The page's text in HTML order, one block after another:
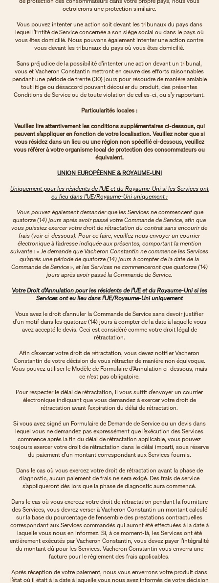
octroierons une protection similaire.
Vous pouvez intenter une action soit devant les tribunaux du pays dans
lequel l’Entité de Service concernée a son siège social ou dans le pays où
vous êtes domicilié. Nous pouvons également intenter une action contre
vous devant les tribunaux du pays où vous êtes domicilié.
Sans préjudice de la possibilité d’intenter une action devant un tribunal,
vous et Vacheron Constantin mettront en œuvre des efforts raisonnables
pendant une période de trente (30) jours pour résoudre de manière amiable
tout litige ou désaccord pouvant découler du produit, des présentes
Conditions de Service ou de toute violation de celles-ci, ou s’y rapportant.
Particularités locales :
Veuillez lire attentivement les conditions supplémentaires ci-dessous, qui
peuvent s’appliquer en fonction de votre localisation. Veuillez noter que si
vous résidez dans un lieu ou une région non spécifié ci-dessous, veuillez
vous référer à votre organisme local de protection des consommateurs ou
équivalent.
UNION EUROPÉENNE & ROYAUME-UNI
Uniquement pour les résidents de l’UE et du Royaume-Uni si les Services ont
eu lieu dans l’UE/Royaume-Uni uniquement :
Vous pouvez également demander que les Services ne commencent que
quatorze (14) jours après avoir passé votre Commande de Service, afin que
vous puissiez exercer votre droit de rétractation du contrat sans encourir de
frais (voir ci-dessous). Pour ce faire, veuillez nous envoyer un courrier
électronique à l’adresse indiquée aux présentes, comportant la mention
suivante : « Je demande que Vacheron Constantin ne commence les Services
qu’après une période de quatorze (14) jours à compter de la date de la
Commande de Service », et les Services ne commenceront que quatorze (14)
jours après avoir passé la Commande de Service.
Votre Droit d’Annulation pour les résidents de l’UE et du Royaume-Uni si les
Services ont eu lieu dans l’UE/Royaume-Uni uniquement
Vous avez le droit d’annuler la Commande de Service sans devoir justifier
d’un motif dans les quatorze (14) jours à compter de la date à laquelle vous
avez accepté le devis. Ceci est considéré comme votre droit légal de
rétractation.
Afin d’exercer votre droit de rétractation, vous devez notifier Vacheron
Constantin de votre décision de vous rétracter de manière non équivoque.
Vous pouvez utiliser le Modèle de Formulaire d’Annulation ci-dessous, mais
ce n’est pas obligatoire.
Pour respecter le délai de rétractation, il vous suffit d’envoyer un courrier
électronique indiquant que vous demandez à exercer votre droit de
rétractation avant l’expiration du délai de rétractation.
Si vous avez signé un Formulaire de Demande de Service ou un devis dans
lequel vous ne demandez pas expressément que l’exécution des Services
commence après la fin du délai de rétractation applicable, vous pouvez
toujours exercer votre droit de rétractation dans le délai imparti, sous réserve
du paiement d’un montant correspondant aux Services fournis.
Dans le cas où vous exercez votre droit de rétractation avant la phase de
diagnostic, aucun paiement de frais ne sera exigé. Des frais de service
s’appliqueront dès lors que la phase de diagnostic aura commencé.
Dans le cas où vous exercez votre droit de rétractation pendant la fourniture
des Services, vous devrez verser à Vacheron Constantin un montant calculé
sur la base du pourcentage de l’ensemble des prestations contractuelles
correspondant aux Services commandés qui auront été effectuées à la date à
laquelle vous nous en informez. Si, à ce moment-là, les Services ont été
entièrement exécutés par Vacheron Constantin, vous devez payer l’intégralité
du montant dû pour les Services. Vacheron Constantin vous enverra une
facture pour le règlement des frais applicables.
Après réception de votre paiement, nous vous enverrons votre produit dans
l’état où il était à la date à laquelle vous nous avez informés de votre décision